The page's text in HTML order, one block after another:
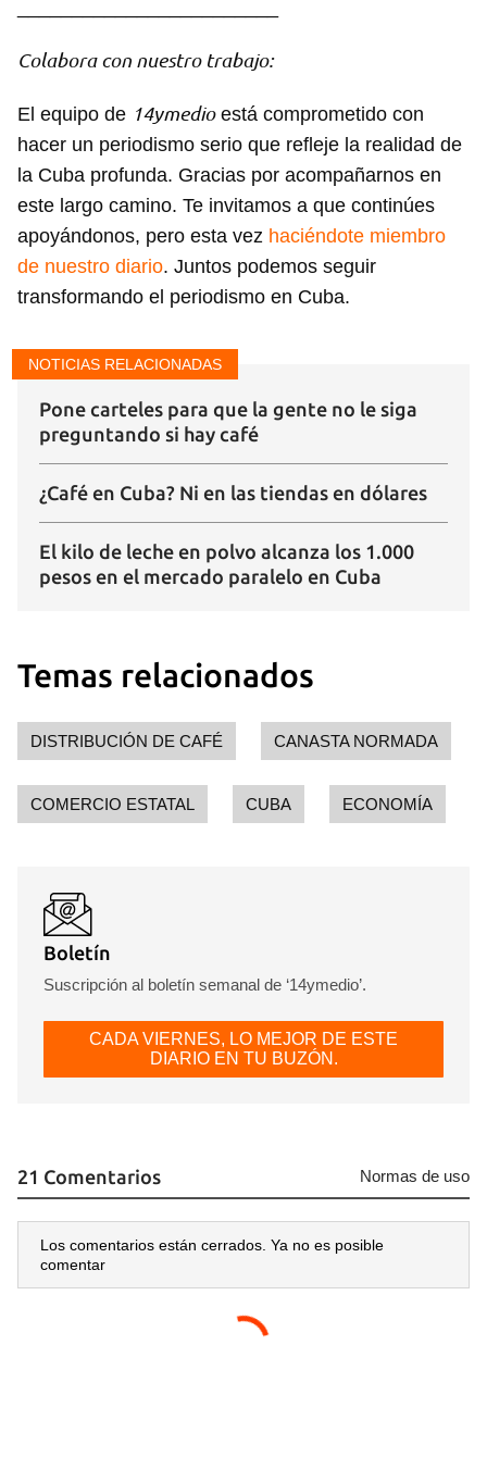
Para poder guardar como favorito, primero has de
iniciar sesión con tu cuenta de 14ymedio.
INICIAR SESIÓN CANCELAR
Colabora con nuestro trabajo:
El equipo de 14ymedioestá comprometido con
hacer un periodismo serio que refleje la realidad de
la Cuba profunda. Gracias por acompañarnos en
este largo camino. Te invitamos a que continúes
apoyándonos, pero esta vez haciéndote miembro
de nuestro diario. Juntos podemos seguir
transformando el periodismo en Cuba.
NOTICIAS RELACIONADAS
Pone carteles para que la gente no le siga
preguntando si hay café
¿Café en Cuba? Ni en las tiendas en dólares
El kilo de leche en polvo alcanza los 1.000
pesos en el mercado paralelo en Cuba
Temas relacionados
DISTRIBUCIÓN DE CAFÉ CANASTA NORMADA
COMERCIO ESTATAL CUBA ECONOMÍA
Boletín
Suscripción al boletín semanal de ‘14ymedio’.
CADA VIERNES, LO MEJOR DE ESTE
DIARIO EN TU BUZÓN.
21 Comentarios Normas de uso
Los comentarios están cerrados. Ya no es posible
comentar